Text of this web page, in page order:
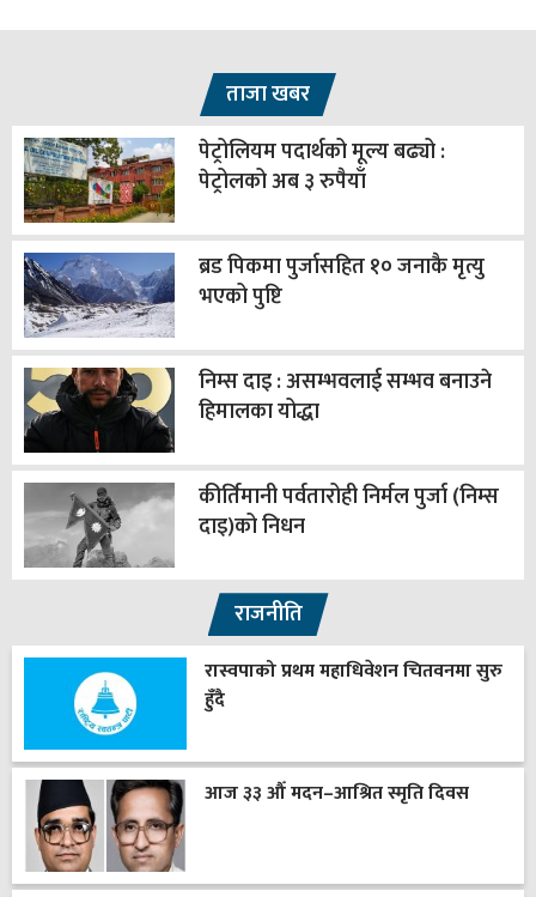
ताजा खबर
पेट्रोलियम पदार्थको मूल्य बढ्यो :
पेट्रोलको अब ३ रुपैयाँ
ब्रड पिकमा पुर्जासहित १० जनाकै मृत्यु
भएको पुष्टि
निम्स दाइ : असम्भवलाई सम्भव बनाउने
हिमालका योद्धा
कीर्तिमानी पर्वतारोही निर्मल पुर्जा (निम्स
दाइ)को निधन
राजनीति
रास्वपाको प्रथम महाधिवेशन चितवनमा सुरु
हुँदै
आज ३३ औँ मदन–आश्रित स्मृति दिवस